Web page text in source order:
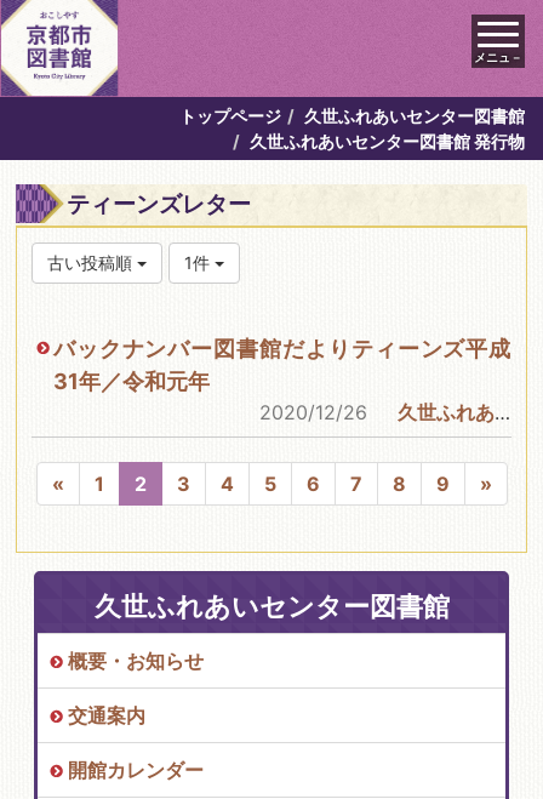
メニュ－
トップページ
久世ふれあいセンター図書館
久世ふれあいセンター図書館 発行物
ティーンズレター
古い投稿順 1件
バックナンバー図書館だよりティーンズ平成
31年／令和元年
2020/12/26 久世ふれあいセンター図書館
« 1 2 3 4 5 6 7 8 9 »
久世ふれあいセンター図書館
概要・お知らせ
交通案内
開館カレンダー